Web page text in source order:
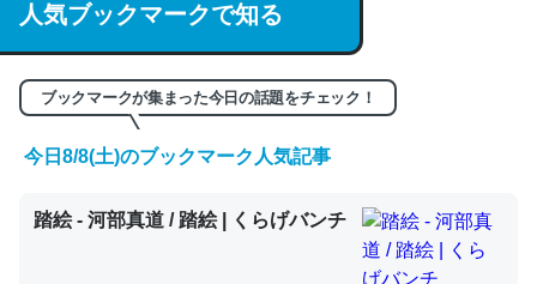
/064121
─GPTの仕組みと限界についての考察（１） - conceptualization
くらい。小説でいう「ずっと前の伏線」は回収されないけ
ど、短期記憶というには多い分量。進化すればするほど分
人気ブックマークで知る
ブックマークが集まった今日の話題をチェック！
今日8/8(土)のブックマーク人気記事
踏絵 - 河部真道 / 踏絵 | くらげバンチ